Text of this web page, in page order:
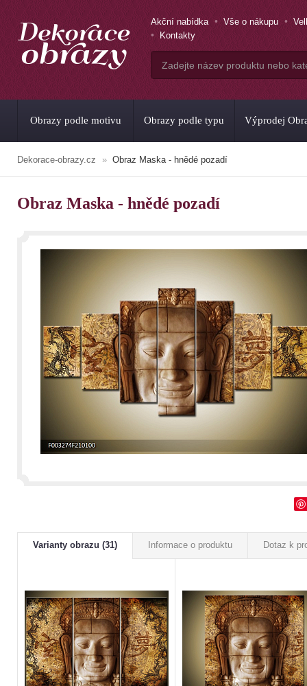
Akční nabídka Vše o nákupu
Kontakty
Obrazy podle motivu Obrazy podle typu Výprodej
Dekorace-obrazy.cz Obraz Maska - hnědé pozadí
Obraz Maska - hnědé pozadí
Varianty obrazu (31) Informace o produktu Dotaz k